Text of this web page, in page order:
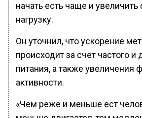
начать есть чаще и
нагрузку.
Он уточнил, что ускорение
происходит за счет частого и
питания, а также увеличения
активности.
«Чем реже и меньше ест